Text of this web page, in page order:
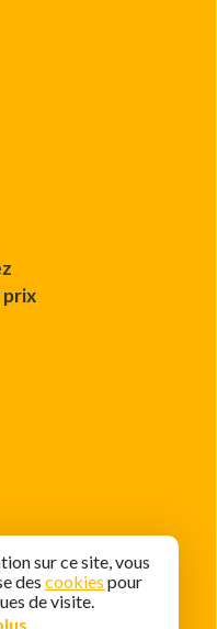
sur ce site, vous
des cookies pour
de visite.
prix